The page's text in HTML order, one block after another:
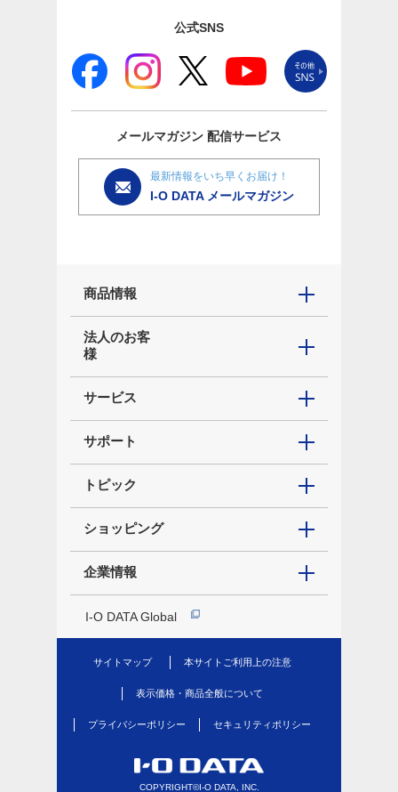
公式SNS
メールマガジン 配信サービス
最新情報をいち早くお届け！
I-O DATA メールマガジン
商品情報
法人のお客
様
サービス
サポート
トピック
ショッピング
企業情報
I-O DATA Global
サイトマップ 本サイトご利用上の注意
表示価格・商品全般について
プライバシーポリシー セキュリティポリシー
COPYRIGHT©I-O DATA, INC.